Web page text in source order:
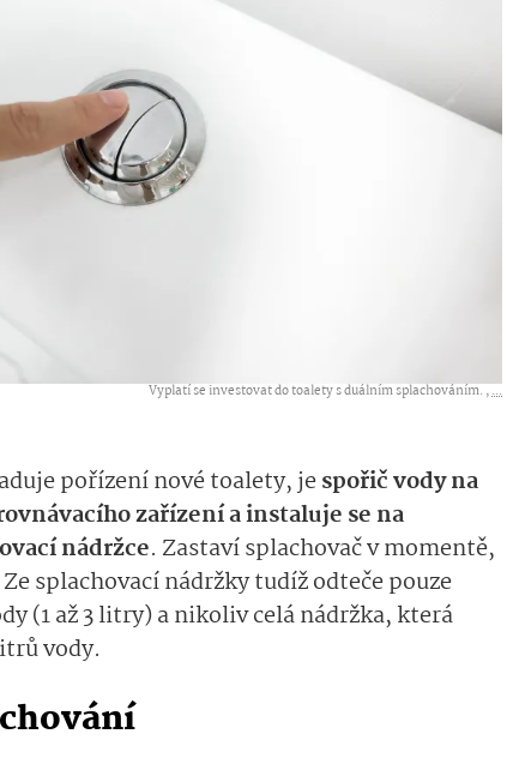
Vyplatí se investovat do toalety s duálním splachováním. ,...
pořízení nové toalety, jespořič vody na
zařízení a instaluje se na
nádržce. Zastaví splachovač v momentě,
splachovací nádržky tudíž odteče pouze
(1 až 3 litry) a nikoliv celá nádržka, která
vody.